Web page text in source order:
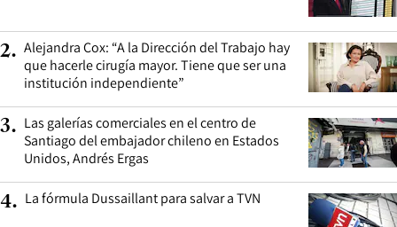
2. Alejandra Cox: “A la Dirección del Trabajo hay
que hacerle cirugía mayor. Tiene que ser una
institución independiente”
3. Las galerías comerciales en el centro de
Santiago del embajador chileno en Estados
Unidos, Andrés Ergas
4. La fórmula Dussaillant para salvar a TVN